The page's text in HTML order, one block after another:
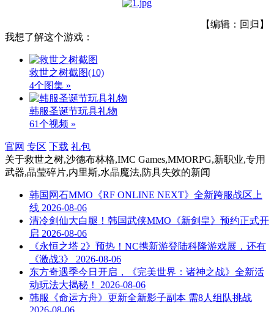
【编辑：回归】
我想了解这个游戏：
救世之树截图(10)
4个图集 »
韩服圣诞节玩具礼物
61个视频 »
官网 专区 下载 礼包
关于救世之树,沙德布林格,IMC Games,MMORPG,新职业,专用
武器,晶莹碎片,内里斯,水晶魔法,防具失效的新闻
韩国网石MMO《RF ONLINE NEXT》全新跨服战区上
线 2026-08-06
清冷剑仙大白腿！韩国武侠MMO《新剑皇》预约正式开
启 2026-08-06
《永恒之塔 2》预热！NC携新游登陆科隆游戏展，还有
《激战3》
2026-08-06
东方奇遇季今日开启，《完美世界：诸神之战》全新活
动玩法大揭秘！
2026-08-06
韩服《命运方舟》更新全新影子副本 需8人组队挑战
2026-08-06